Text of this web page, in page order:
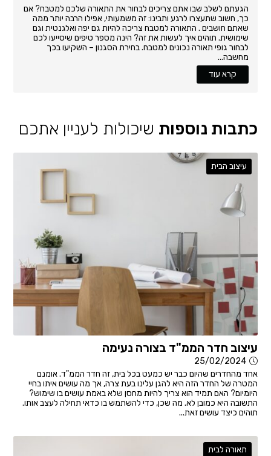
הגעתם לשלב שבו אתם צריכים לבחור את התאורה שלכם למטבח? אם
כך, חשוב שתעצרו לרגע ותבינו: זה משמעותי, אפילו הרבה יותר ממה
שאתם חושבים . התאורה למטבח צריכה להיות גם יפה ואלגנטית וגם
שימושית. תוהים איך לעשות את זה? הינה מספר טיפים שיסייעו לכם
לבחור גופי תאורה נכונים למטבח. בחירת הסגנון – השקיעו בכך
מחשבה...
קרא עוד
כתבות נוספות שיכולות לעניין אתכם
עיצוב הבית
עיצוב חדר הממ"ד בצורה נעימה
25/02/2024
אחד מהחדרים שהיום כבר יש כמעט בכל בית, זה חדר הממ"ד. אומנם
המטרה של החדר הזה היא להגן עלינו בעת צרה, אך מה עושים איתו בחיי
היומיום? האם תמיד הוא צריך להיות מחסן שלא באמת עושים בו שימוש?
התשובה היא כמובן לא. מה שכן, כדי להשתמש בו כדאי תחילה לעצב אותו.
תוהים כיצד עושים זאת...
תאורה לבית